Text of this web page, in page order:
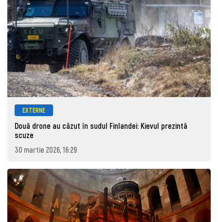
EXTERNE
Două drone au căzut în sudul Finlandei: Kievul prezintă
scuze
30 martie 2026, 16:29